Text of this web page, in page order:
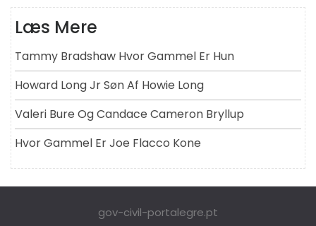
Læs Mere
Tammy Bradshaw Hvor Gammel Er Hun
Howard Long Jr Søn Af Howie Long
Valeri Bure Og Candace Cameron Bryllup
Hvor Gammel Er Joe Flacco Kone
gov-civil-portalegre.pt